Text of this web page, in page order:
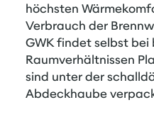
höchsten
Verbrauch der
GWK findet selbst bei
Raumverhältnissen
sind unter der
Abdeckhaube